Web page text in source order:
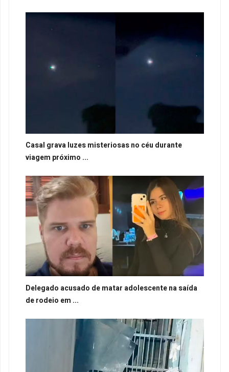
Casal grava luzes misteriosas no céu durante
viagem próximo ...
Delegado acusado de matar adolescente na saída
de rodeio em ...